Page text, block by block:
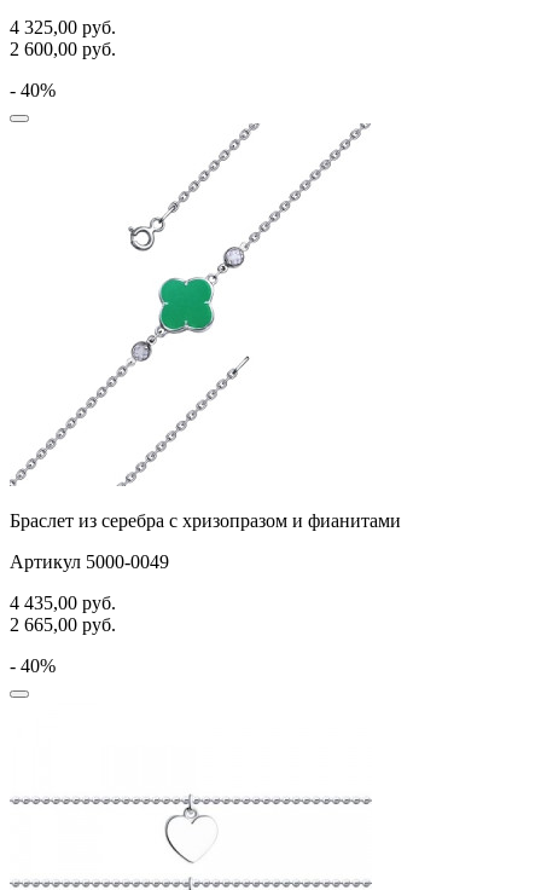
4 325,00 руб.
2 600,00 руб.
- 40%
Браслет из серебра с хризопразом и фианитами
Артикул 5000-0049
4 435,00 руб.
2 665,00 руб.
- 40%